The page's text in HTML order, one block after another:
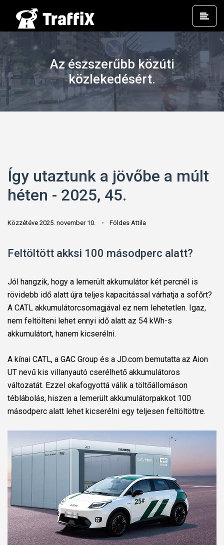
Az észszerűbb közúti
közlekedésért.
Így utaztunk a jövőbe a múlt
héten - 2025, 45.
Közzétéve 2025. november 10. Földes Attila
Feltöltött akksi 100 másodperc alatt?
Jól hangzik, hogy a lemerült akkumulátor két percnél is
rövidebb idő alatt újra teljes kapacitással várhatja a sofőrt?
A CATL akkumulátorcsomagjával ez nem lehetetlen. Igaz,
nem feltölteni lehet ennyi idő alatt az 54 kWh-s
akkumulátort, hanem kicserélni.
A kínai CATL, a GAC ​​Group és a JD.com bemutatta az Aion
UT nevű kis villanyautó cserélhető akkumulátoros
változatát. Ezzel okafogyottá válik a töltőállomáson
téblábolás, hiszen a lemerült akkumulátorpakkot 100
másodperc alatt lehet kicserélni egy teljesen feltöltöttre.